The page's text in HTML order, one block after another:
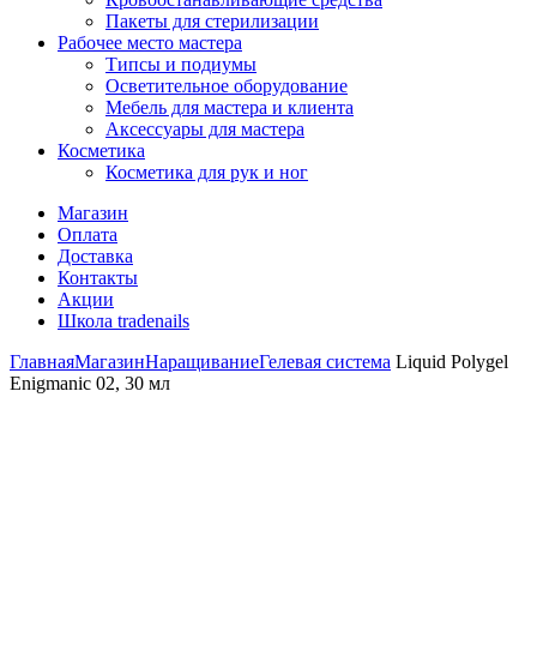
Пакеты для стерилизации
Рабочее место мастера
Типсы и подиумы
Осветительное оборудование
Мебель для мастера и клиента
Аксессуары для мастера
Косметика
Косметика для рук и ног
Магазин
Оплата
Доставка
Контакты
Акции
Школа tradenails
ГлавнаяМагазинНаращиваниеГелевая система Liquid Polygel
Enigmanic 02, 30 мл